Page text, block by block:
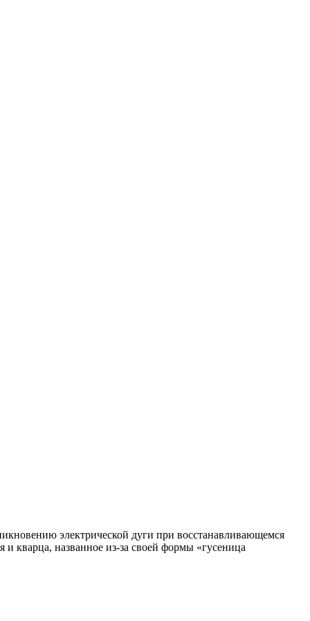
электрической дуги при восстанавливающемся
и кварца, названное из-за своей формы «гусеница